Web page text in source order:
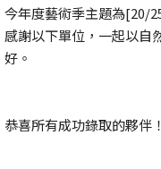
今年度藝術季主題為[20/
感謝以下單位，一起以自
好。
恭喜所有成功錄取的夥伴